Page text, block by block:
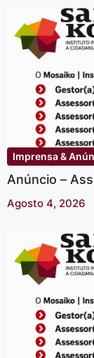
Imprensa &
Anúncio –
Agosto 4, 2026